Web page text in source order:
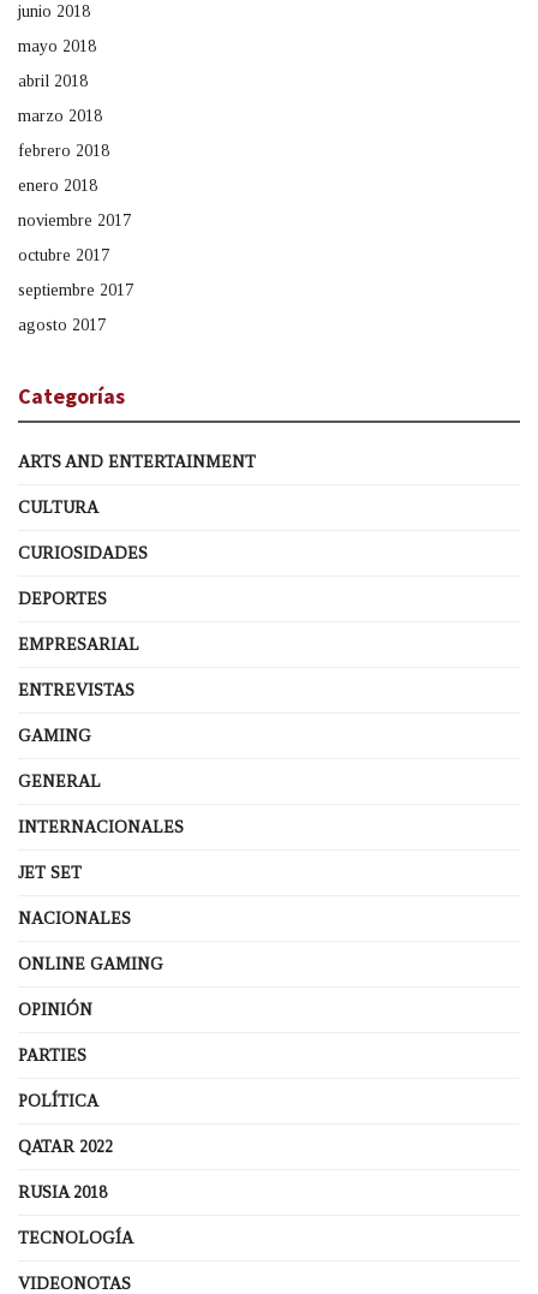
junio 2018
mayo 2018
abril 2018
marzo 2018
febrero 2018
enero 2018
noviembre 2017
octubre 2017
septiembre 2017
agosto 2017
Categorías
ARTS AND ENTERTAINMENT
CULTURA
CURIOSIDADES
DEPORTES
EMPRESARIAL
ENTREVISTAS
GAMING
GENERAL
INTERNACIONALES
JET SET
NACIONALES
ONLINE GAMING
OPINIÓN
PARTIES
POLÍTICA
QATAR 2022
RUSIA 2018
TECNOLOGÍA
VIDEONOTAS